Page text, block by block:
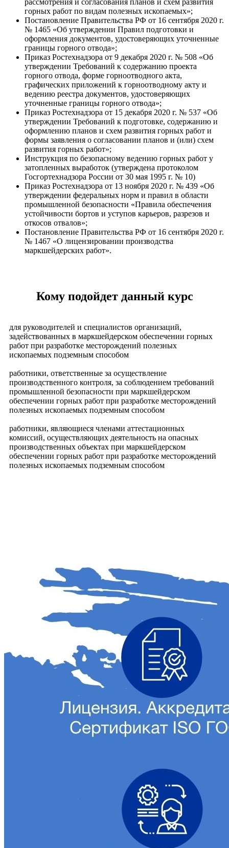
рассмотрения и согласования планов и схем развития
горных работ по видам полезных ископаемых»;
Постановление Правительства РФ от 16 сентября 2020 г.
№ 1465 «Об утверждении Правил подготовки и
оформления документов, удостоверяющих уточненные
границы горного отвода»;
Приказ Ростехнадзора от 9 декабря 2020 г. № 508 «Об
утверждении Требований к содержанию проекта
горного отвода, форме горноотводного акта,
графических приложений к горноотводному акту и
ведению реестра документов, удостоверяющих
уточненные границы горного отвода»;
Приказ Ростехнадзора от 15 декабря 2020 г. № 537 «Об
утверждении Требований к подготовке, содержанию и
оформлению планов и схем развития горных работ и
формы заявления о согласовании планов и (или) схем
развития горных работ»;
Инструкция по безопасному ведению горных работ у
затопленных выработок (утверждена протоколом
Госгортехнадзора России от 30 мая 1995 г. № 10)
Приказ Ростехнадзора от 13 ноября 2020 г. № 439 «Об
утверждении федеральных норм и правил в области
промышленной безопасности «Правила обеспечения
устойчивости бортов и уступов карьеров, разрезов и
откосов отвалов»;
Постановление Правительства РФ от 16 сентября 2020 г.
№ 1467 «О лицензировании производства
маркшейдерских работ».
Кому подойдет данный курс
для руководителей и специалистов организаций,
задействованных в маркшейдерском обеспечении горных
работ при разработке месторождений полезных
ископаемых подземным способом
работники, ответственные за осуществление
производственного контроля, за соблюдением требований
промышленной безопасности при маркшейдерском
обеспечении горных работ при разработке месторождений
полезных ископаемых подземным способом
работники, являющиеся членами аттестационных
комиссий, осуществляющих деятельность на опасных
производственных объектах при маркшейдерском
обеспечении горных работ при разработке месторождений
полезных ископаемых подземным способом